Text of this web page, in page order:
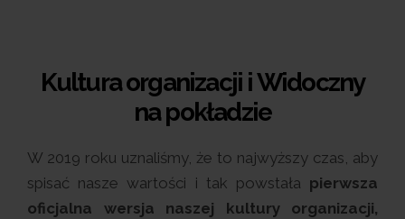
Kultura organizacji i Widoczny
na pokładzie
W 2019 roku uznaliśmy, że to najwyższy czas, aby
spisać nasze wartości i tak powstała pierwsza
oficjalna wersja naszej kultury organizacji,